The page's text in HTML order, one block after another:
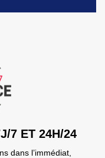
7 ET 24H/24
dans l’immédiat,